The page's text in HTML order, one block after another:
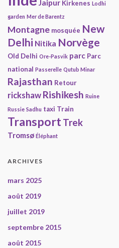
Jaipur Kirkenes Lodhi
garden Mer de Barentz
Montagne mosquée New
Delhi Nitika Norvège
Old Delhi Ore-Pasvik parc Parc
national Passerelle Qutub Minar
Rajasthan Retour
rickshaw Rishikesh Ruine
Russie Sadhu taxi Train
Transport Trek
Tromsø Éléphant
ARCHIVES
mars 2025
août 2019
juillet 2019
septembre 2015
août 2015